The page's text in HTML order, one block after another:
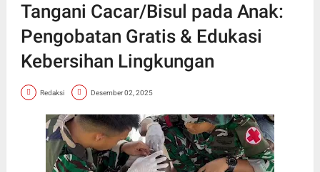
Tangani Cacar/Bisul pada Anak:
Pengobatan Gratis & Edukasi
Kebersihan Lingkungan
Redaksi Desember 02, 2025